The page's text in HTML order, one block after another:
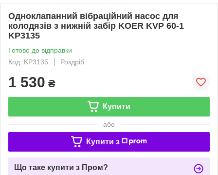
Одноклапанний вібраційний насос для
колодязів з нижній забір KOER KVP 60-1
KP3135
Готово до відправки
Код: KP3135
Роздріб
1 530 ₴
Купити
або
Купити з
Що таке купити з Пром?